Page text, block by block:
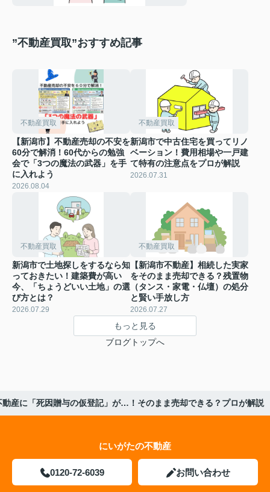
”不動産買取”おすすめ記事
不動産買取
【新潟市】不動産売却の不安を
60分で解消！60代からの勉強
会で「3つの魔法の武器」を手
に入れよう
2026.08.04
不動産買取
新潟市で中古住宅を買ってリノ
ベーション！費用相場や一戸建
て特有の注意点をプロが解説
2026.07.31
不動産買取
新潟市で土地探しをするなら知
っておきたい！建築費が高い
今、「ちょうどいい土地」の選
び方とは？
2026.07.29
不動産買取
【新潟市不動産】相続した実家
をそのまま売却できる？残置物
（タンス・家電・仏壇）の処分
と賢い手放し方
2026.07.27
もっと見る
ブログトップへ
産に「死因贈与の仮登記」が…！そのまま売却できる？プロが解説
にいがたの不動産
0120-72-6039 お問い合わせ